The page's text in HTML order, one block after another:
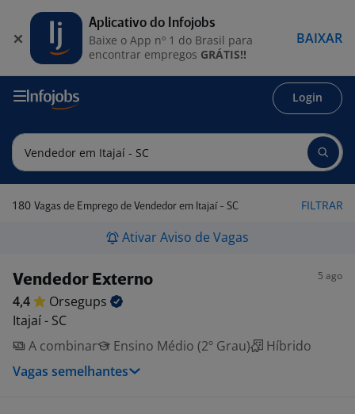
Login
180 Vagas de Emprego de Vendedor em Itajaí - SC FILTRAR
Ativar Aviso de Vagas
Vendedor Externo 5 ago
4,4
Orsegups
Itajaí - SC
A combinar
Ensino Médio (2º Grau)
Híbrido
Vagas semelhantes
Aplicativo do Infojobs
Baixe o App nº 1 do Brasil para
encontrar empregos GRÁTIS!!
BAIXAR